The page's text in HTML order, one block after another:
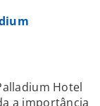
Hotel
a importância